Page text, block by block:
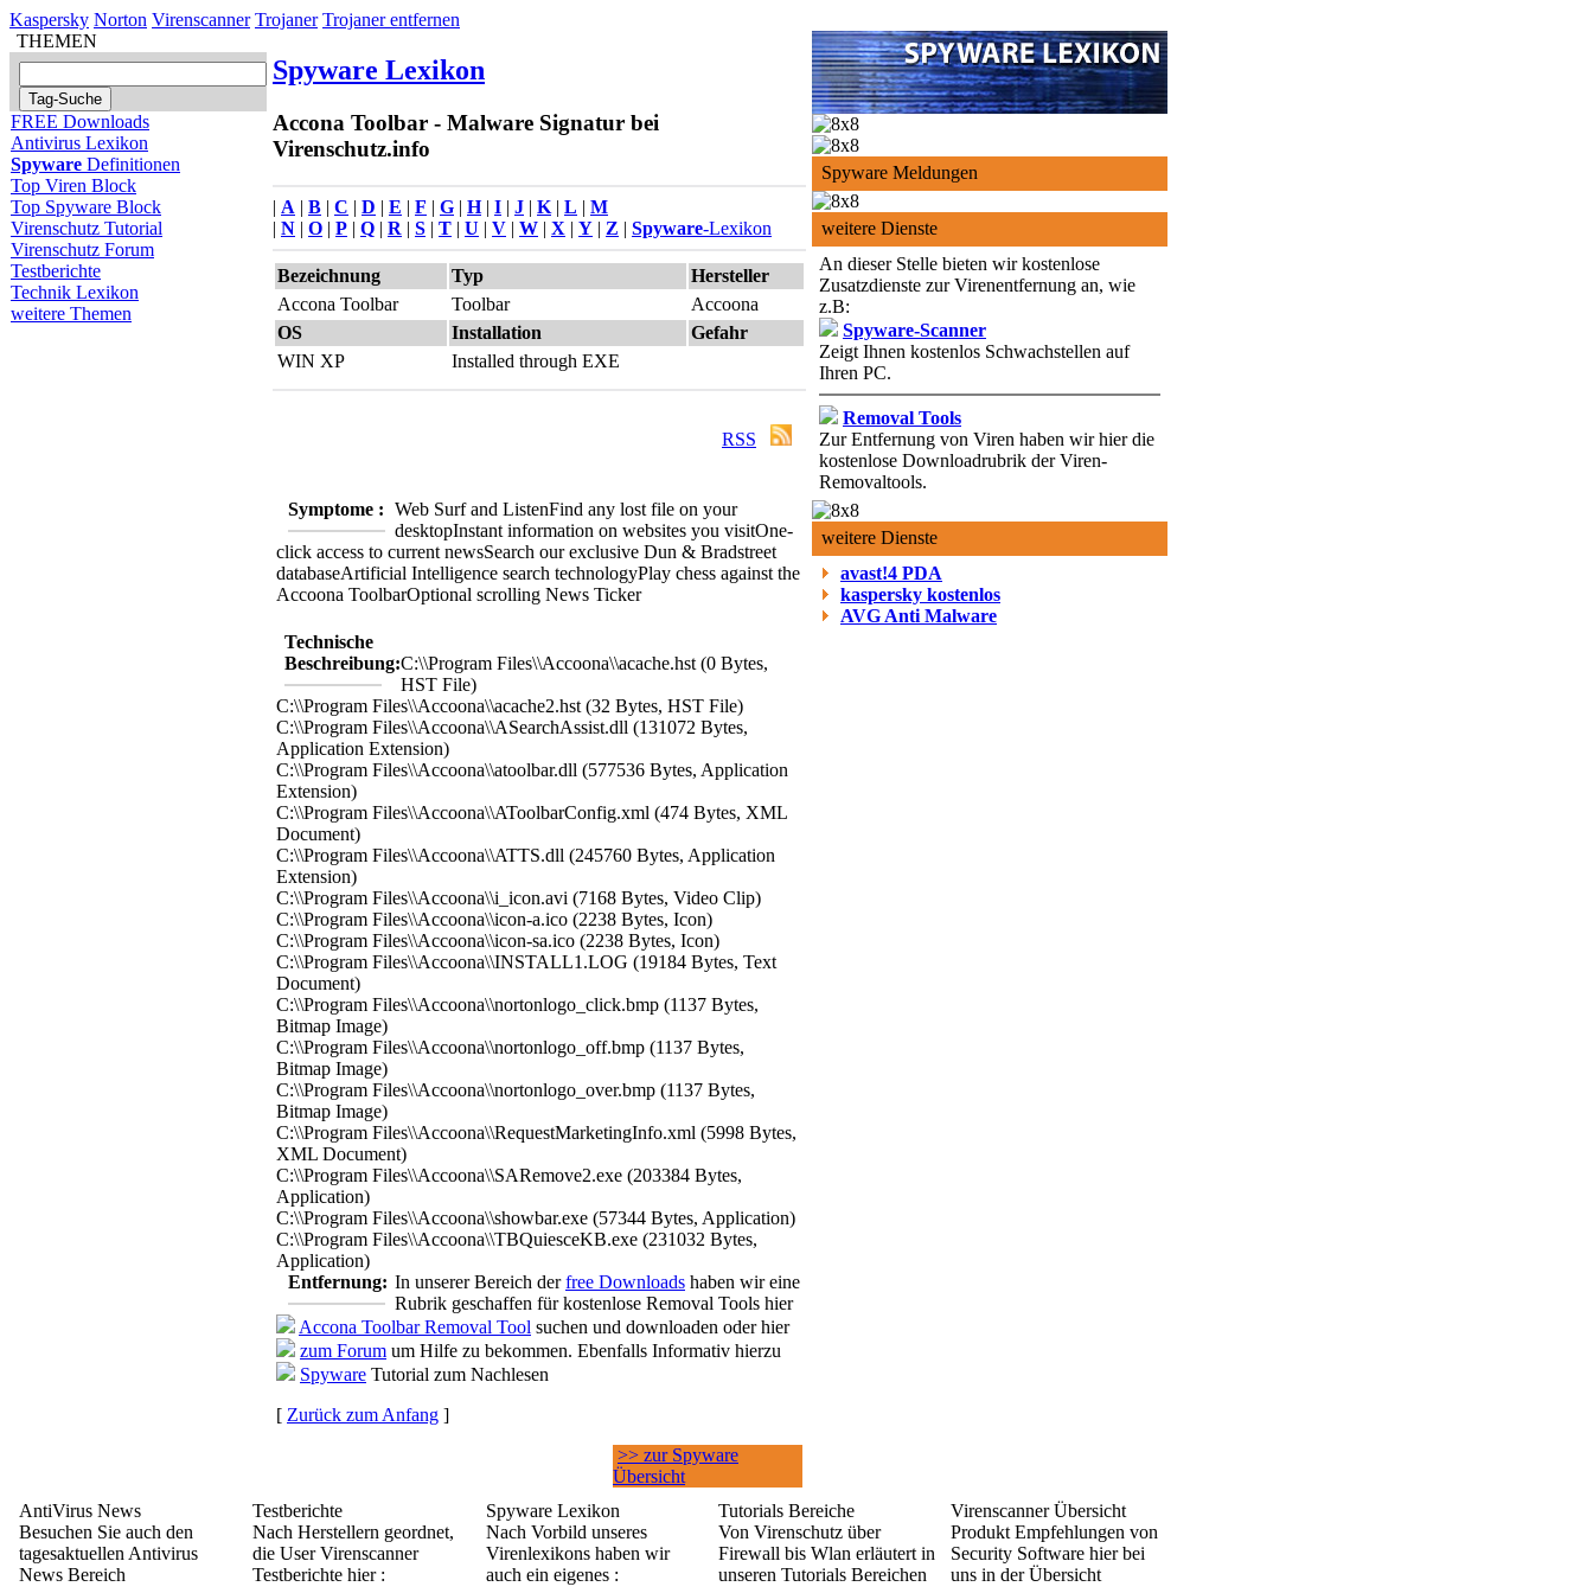
Kaspersky Norton Virenscanner Trojaner Trojaner entfernen
THEMEN
FREE Downloads
Antivirus Lexikon
Spyware Definitionen
Top Viren Block
Top Spyware Block
Virenschutz Tutorial
Virenschutz Forum
Testberichte
Technik Lexikon
weitere Themen
Spyware Lexikon
Accona Toolbar - Malware Signatur bei
Virenschutz.info
| A | B | C | D | E | F | G | H| I | J | K | L | M
| N | O | P | Q | R | S | T | U | V | W | X | Y | Z | Spyware-Lexikon
Bezeichnung Typ
Hersteller
Accona Toolbar
Toolbar
Accoona
OS
Installation
Gefahr
WIN XP
Installed through EXE
RSS
Symptome : Web Surf and ListenFind any lost file on your
desktopInstant information on websites you visitOne-
click access to current newsSearch our exclusive Dun & Bradstreet
databaseArtificial Intelligence search technologyPlay chess against the
Accoona ToolbarOptional scrolling News Ticker
Technische
Beschreibung:C:\\Program Files\\Accoona\\acache.hst (0 Bytes,
HST File)
C:\\Program Files\\Accoona\\acache2.hst (32 Bytes, HST File)
C:\\Program Files\\Accoona\\ASearchAssist.dll (131072 Bytes,
Application Extension)
C:\\Program Files\\Accoona\\atoolbar.dll (577536 Bytes, Application
Extension)
C:\\Program Files\\Accoona\\AToolbarConfig.xml (474 Bytes, XML
Document)
C:\\Program Files\\Accoona\\ATTS.dll (245760 Bytes, Application
Extension)
C:\\Program Files\\Accoona\\i_icon.avi (7168 Bytes, Video Clip)
C:\\Program Files\\Accoona\\icon-a.ico (2238 Bytes, Icon)
C:\\Program Files\\Accoona\\icon-sa.ico (2238 Bytes, Icon)
C:\\Program Files\\Accoona\\INSTALL1.LOG (19184 Bytes, Text
Document)
C:\\Program Files\\Accoona\\nortonlogo_click.bmp (1137 Bytes,
Bitmap Image)
C:\\Program Files\\Accoona\\nortonlogo_off.bmp (1137 Bytes,
Bitmap Image)
C:\\Program Files\\Accoona\\nortonlogo_over.bmp (1137 Bytes,
Bitmap Image)
C:\\Program Files\\Accoona\\RequestMarketingInfo.xml (5998 Bytes,
XML Document)
C:\\Program Files\\Accoona\\SARemove2.exe (203384 Bytes,
Application)
C:\\Program Files\\Accoona\\showbar.exe (57344 Bytes, Application)
C:\\Program Files\\Accoona\\TBQuiesceKB.exe (231032 Bytes,
Application)
Entfernung: In unserer Bereich derfree Downloads haben wir eine
Rubrik geschaffen für kostenlose Removal Tools hier
Accona Toolbar Removal Tool suchen und downloaden oder hier
zum Forum um Hilfe zu bekommen. Ebenfalls Informativ hierzu
Spyware Tutorial zum Nachlesen
[ Zurück zum Anfang ]
>> zur Spyware
Übersicht
Spyware Meldungen
weitere Dienste
An dieser Stelle bieten wir kostenlose
Zusatzdienste zur Virenentfernung an, wie
z.B:
Spyware-Scanner
Zeigt Ihnen kostenlos Schwachstellen auf
Ihren PC.
Removal Tools
Zur Entfernung von Viren haben wir hier die
kostenlose Downloadrubrik der Viren-
Removaltools.
weitere Dienste
avast!4 PDA
kaspersky kostenlos
AVG Anti Malware
AntiVirus News
Besuchen Sie auch den
tagesaktuellen Antivirus
News Bereich
Testberichte
Nach Herstellern geordnet,
die User Virenscanner
Testberichte hier :
Spyware Lexikon
Nach Vorbild unseres
Virenlexikons haben wir
auch ein eigenes :
Tutorials Bereiche
Von Virenschutz über
Firewall bis Wlan erläutert in
unseren Tutorials Bereichen
Virenscanner Übersicht
Produkt Empfehlungen von
Security Software hier bei
uns in der Übersicht